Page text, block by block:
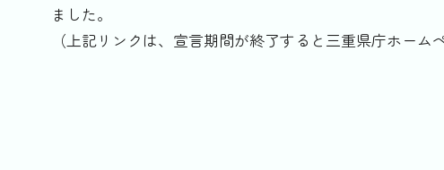
ました。
（上記リンクは、宣言期間が終了すると三重県庁ホーム